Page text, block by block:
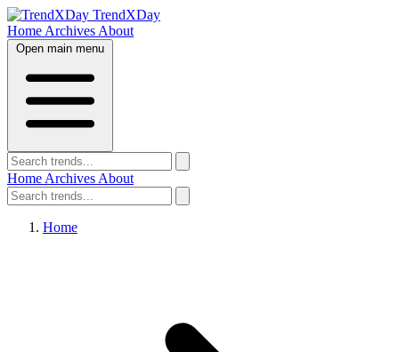
TrendXDay
Home Archives About
Open main menu
Home Archives About
Home